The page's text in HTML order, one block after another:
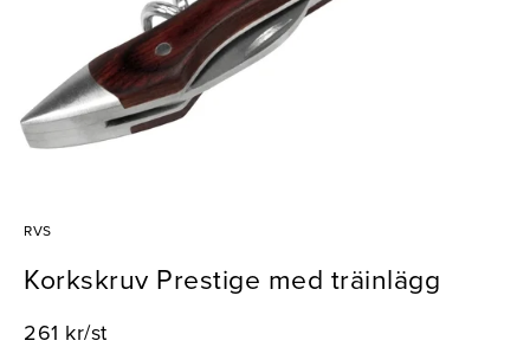
RVS
Korkskruv Prestige med träinlägg
261 kr/st